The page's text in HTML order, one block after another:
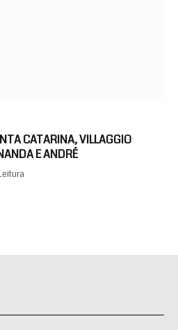
CATARINA, VILLAGGIO
E ANDRÉ